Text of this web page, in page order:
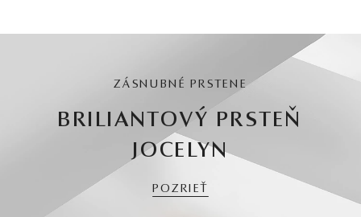
ZÁSNUBNÉ PRSTENE
BRILIANTOVÝ PRSTEŇ
JOCELYN
POZRIEŤ